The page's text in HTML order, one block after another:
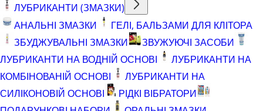
ЛУБРИКАНТИ (ЗМАЗКИ)
АНАЛЬНІ ЗМАЗКИ
ГЕЛІ, БАЛЬЗАМИ ДЛЯ КЛІТОРА
ЗБУДЖУВАЛЬНІ ЗМАЗКИ
ЗВУЖУЮЧІ ЗАСОБИ
ЛУБРИКАНТИ НА ВОДНІЙ ОСНОВІ
ЛУБРИКАНТИ НА
КОМБІНОВАНІЙ ОСНОВІ
ЛУБРИКАНТИ НА
СИЛІКОНОВІЙ ОСНОВІ
РІДКІ ВІБРАТОРИ